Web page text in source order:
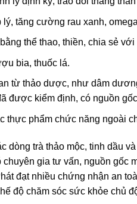
tăng cường rau xanh,
thể thao, thiền, chia sẻ
bia, thuốc lá.
từ thảo dược, như dâm
được kiểm định, có nguồn
thực phẩm chức năng ngoài
dòng trà thảo mộc, tinh dầu
gia tư vấn, nguồn gốc
đạt nhiều chứng nhận an
độ chăm sóc sức khỏe chủ